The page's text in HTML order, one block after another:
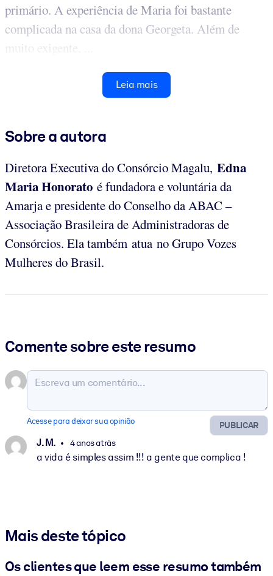
primário. A experiência de Maria foi bastante
complicada na casa da dona Georgeta. Além de
muito exigente, ...
Leia mais
Sobre a autora
Diretora Executiva do Consórcio Magalu,​ Edna
Maria Honorato é fundadora e voluntária da
Amarja e presidente do Conselho da ABAC –
Associação Brasileira de Administradoras de
Consórcios. Ela também atua no Grupo Vozes
Mulheres do Brasil.
Comente sobre este resumo
PUBLICAR
Acesse para deixar sua opinião
J. M. 4 anos atrás
a vida é simples assim !!! a gente que complica !
Mais deste tópico
Os clientes que leem esse resumo também